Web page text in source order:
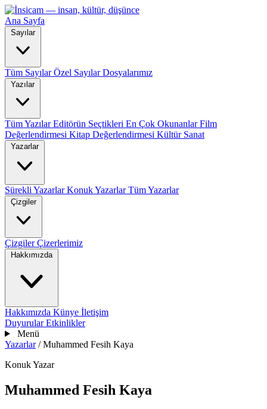
Ana Sayfa
Sayılar
Tüm SayılarÖzel SayılarDosyalarımız
Yazılar
Tüm YazılarEditörün Seçtikleri En Çok OkunanlarFilm
Değerlendirmesi Kitap Değerlendirmesi Kültür Sanat
Yazarlar
Sürekli YazarlarKonuk YazarlarTüm Yazarlar
Çizgiler
ÇizgilerÇizerlerimiz
Hakkımızda
Hakkımızda Künye İletişim
DuyurularEtkinlikler
Menü
Yazarlar / Muhammed Fesih Kaya
Konuk Yazar
Muhammed Fesih Kaya